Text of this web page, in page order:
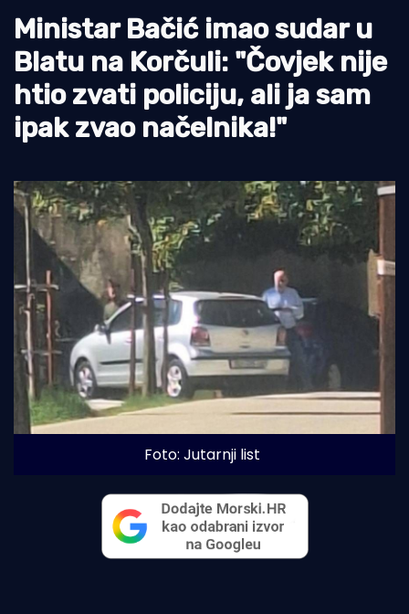
Ribolov
Ekologija
Tradicija i kultura
Ministar Bačić imao sudar u
Blatu na Korčuli: "Čovjek nije
htio zvati policiju, ali ja sam
ipak zvao načelnika!"
Foto: Jutarnji list